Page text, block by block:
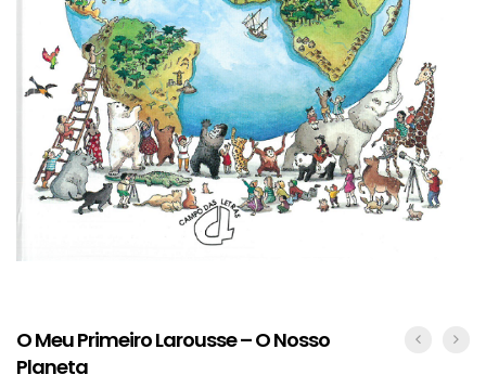
O Meu Primeiro Larousse – O Nosso
Planeta